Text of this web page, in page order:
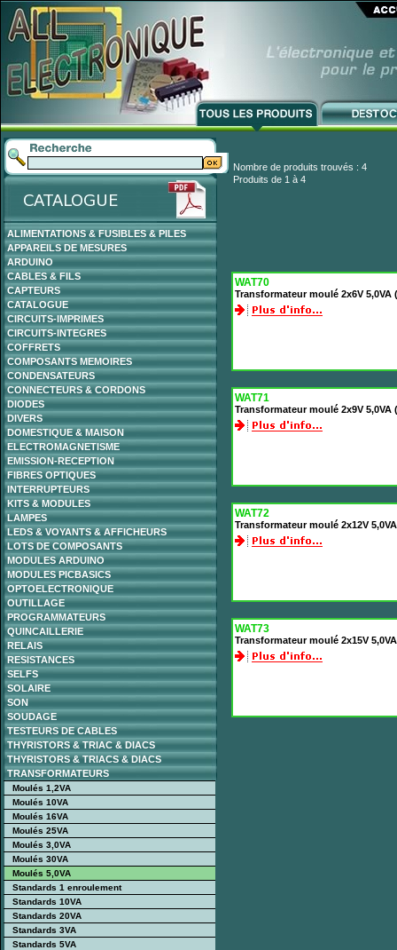
ALIMENTATIONS & FUSIBLES & PILES
APPAREILS DE MESURES
ARDUINO
CABLES & FILS
CAPTEURS
CATALOGUE
CIRCUITS-IMPRIMES
CIRCUITS-INTEGRES
COFFRETS
COMPOSANTS MEMOIRES
CONDENSATEURS
CONNECTEURS & CORDONS
DIODES
DIVERS
DOMESTIQUE & MAISON
ELECTROMAGNETISME
EMISSION-RECEPTION
FIBRES OPTIQUES
INTERRUPTEURS
KITS & MODULES
LAMPES
LEDS & VOYANTS & AFFICHEURS
LOTS DE COMPOSANTS
MODULES ARDUINO
MODULES PICBASICS
OPTOELECTRONIQUE
OUTILLAGE
PROGRAMMATEURS
QUINCAILLERIE
RELAIS
RESISTANCES
SELFS
SOLAIRE
SON
SOUDAGE
TESTEURS DE CABLES
THYRISTORS & TRIAC & DIACS
THYRISTORS & TRIACS & DIACS
TRANSFORMATEURS
Moulés 1,2VA
Moulés 10VA
Moulés 16VA
Moulés 25VA
Moulés 3,0VA
Moulés 30VA
Moulés 5,0VA
Standards 1 enroulement
Standards 10VA
Standards 20VA
Standards 3VA
Standards 5VA
Nombre de produits trouvés : 4
Produits de 1 à 4
WAT70
Transformateur moulé 2x6V 5,0VA
WAT71
Transformateur moulé 2x9V 5,0VA
WAT72
Transformateur moulé 2x12V
WAT73
Transformateur moulé 2x15V